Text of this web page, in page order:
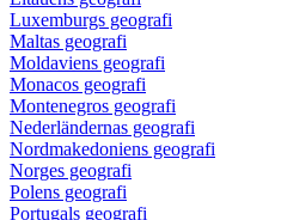
Luxemburgs geografi
Maltas geografi
Moldaviens geografi
Monacos geografi
Montenegros geografi
Nederländernas geografi
Nordmakedoniens geografi
Norges geografi
Polens geografi
Portugals geografi